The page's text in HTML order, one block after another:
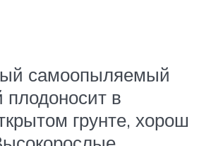
самоопыляемый
плодоносит в
грунте, хорош